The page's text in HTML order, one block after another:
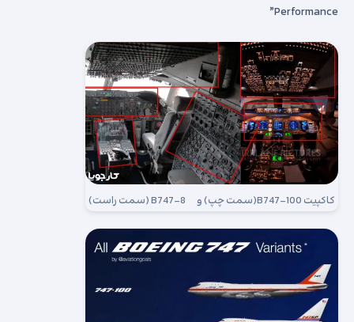
Performance”
کاکپیت B747-100(سمت چپ) و B747-8 (سمت راست)